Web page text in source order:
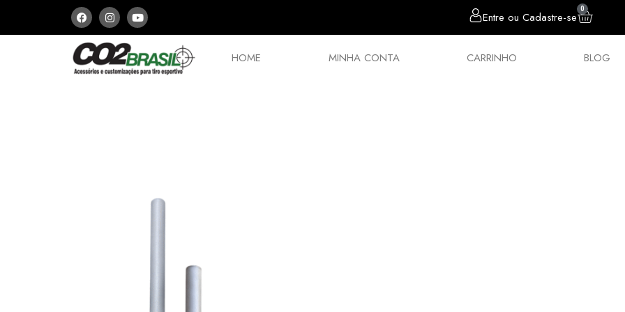
Entre ou Cadastre-se
0
HOME MINHA CONTA CARRINHO BLOG